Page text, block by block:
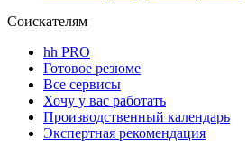
Соискателям
hh PRO
Готовое резюме
Все сервисы
Хочу у вас работать
Производственный календарь
Экспертная рекомендация